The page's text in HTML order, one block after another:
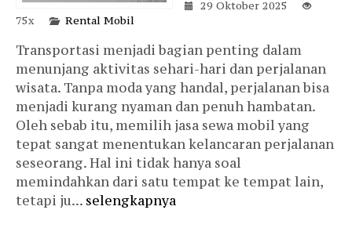
29 Oktober 2025
75x
Rental Mobil
Transportasi menjadi bagian penting dalam
menunjang aktivitas sehari-hari dan perjalanan
wisata. Tanpa moda yang handal, perjalanan bisa
menjadi kurang nyaman dan penuh hambatan.
Oleh sebab itu, memilih jasa sewa mobil yang
tepat sangat menentukan kelancaran perjalanan
seseorang. Hal ini tidak hanya soal
memindahkan dari satu tempat ke tempat lain,
tetapi ju... selengkapnya